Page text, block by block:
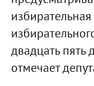
двадцать пять
отмечает